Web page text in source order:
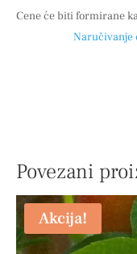
Cene će biti formirane
Naručivanje
Povezani
Akcija!